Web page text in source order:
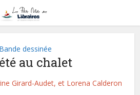
Bande dessinée
au chalet
Girard-Audet, et Lorena Calderon